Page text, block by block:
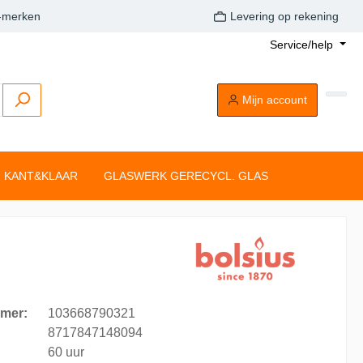
Levering op rekening
Service/help
Mijn account
KANT&KLAAR GLASWERK GERECYCL. GLAS
Clean Light
Stompkaarsen
103668790321
8717847148094
60 uur